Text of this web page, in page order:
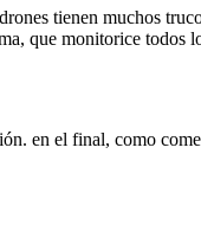
tienen muchos
que monitorice todos
en el final, como